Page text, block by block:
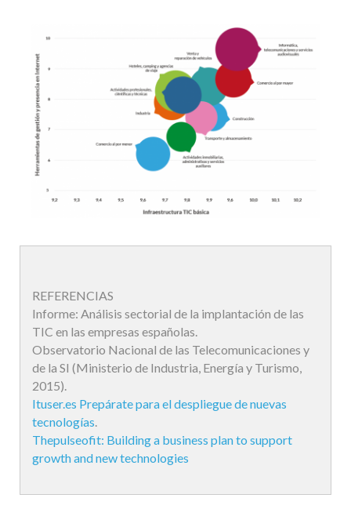
REFERENCIAS
Informe: Análisis sectorial de la implantación de las
TIC en las empresas españolas.
Observatorio Nacional de las Telecomunicaciones y
de la SI (Ministerio de Industria, Energía y Turismo,
2015).
Ituser.es Prepárate para el despliegue de nuevas
tecnologías
Thepulseofit: Building a business plan to support
growth and new technologies